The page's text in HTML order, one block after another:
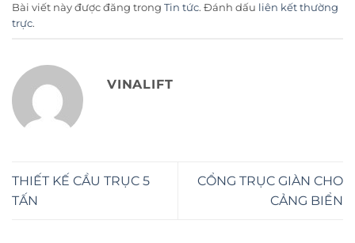
Bài viết này được đăng trong Tin tức. Đánh dấu liên kết thường
trực.
VINALIFT
THIẾT KẾ CẦU TRỤC 5
TẤN
CỔNG TRỤC GIÀN CHO
CẢNG BIỂN